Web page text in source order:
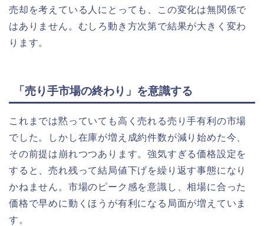
売却を考えている人にとっても、この変化は無関係で
はありません。むしろ動き方次第で結果が大きく変わ
ります。
「売り手市場の終わり」を意識する
これまでは黙っていても高く売れる売り手有利の市場
でした。しかし在庫が増え成約件数が減り始めた今、
その前提は崩れつつあります。強気すぎる価格設定を
すると、売れ残って結局値下げを繰り返す事態になり
かねません。市場のピーク感を意識し、相場に合った
価格で早めに動くほうが有利になる局面が増えていま
す。